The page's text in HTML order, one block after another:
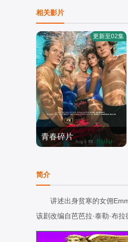
相关影片
青春碎片
特利,凯雅·基伯,克里斯·康
纳,伊格比·里格尼,丹尼尔·
戴尔,荷默·基尔,格拉汉姆·
坎贝尔,海斯·华纳,Jordan·
Roth,Sierra·Stoliar,Bella·
欧美剧
2026/美国
更新至02集
简介
讲述出身贫寒的女佣
该剧改编自芭芭拉·泰勒·布拉